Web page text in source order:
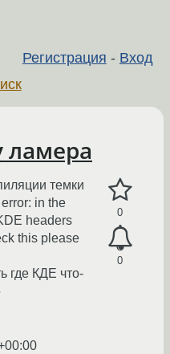
Регистрация - Вход
ламера
0
0
темки
in the
headers
this please
где КДЕ что-